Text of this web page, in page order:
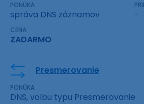
PONÚKA
správa DNS záznamov -
CENA
ZADARMO
Presmerovanie
PONÚKA
DNS, volbu typu Presmerovanie